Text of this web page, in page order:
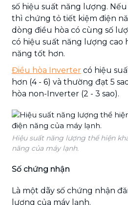
số hiệu suất năng lượng.
thì chứng tỏ tiết kiệm điện
dòng điều hòa có cùng số
có hiệu suất năng lượng cao
năng tốt hơn.
Điều hòa Inverter có hiệu
hơn (4 - 6) và thường đạt 5
hòa non-Inverter (2 - 3 sao).
Hiệu suất năng lượng thể hiện
năng của máy lạnh.
Số chứng nhận
Là một dãy số chứng nhận
lượng của máy lạnh.